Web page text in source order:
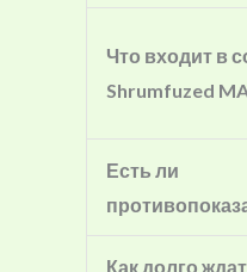
Что входит в
Shrumfuzed
Есть ли
Как долго